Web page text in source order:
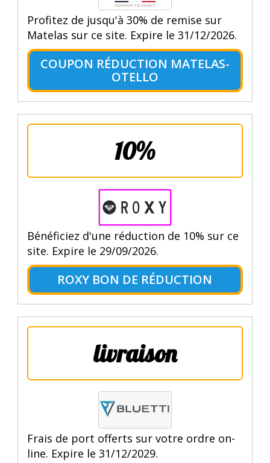
Profitez de jusqu'à 30% de remise sur
Matelas sur ce site. Expire le 31/12/2026.
COUPON RÉDUCTION MATELAS-
OTELLO
10%
Bénéficiez d'une réduction de 10% sur ce
site. Expire le 29/09/2026.
ROXY BON DE RÉDUCTION
livraison
Frais de port offerts sur votre ordre on-
line. Expire le 31/12/2029.